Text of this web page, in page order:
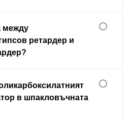
между
ретардер и
в шпакловъчната